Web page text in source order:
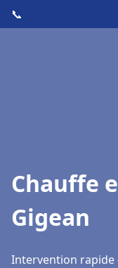
📞
Chauffe
Gigean
Intervention rapide